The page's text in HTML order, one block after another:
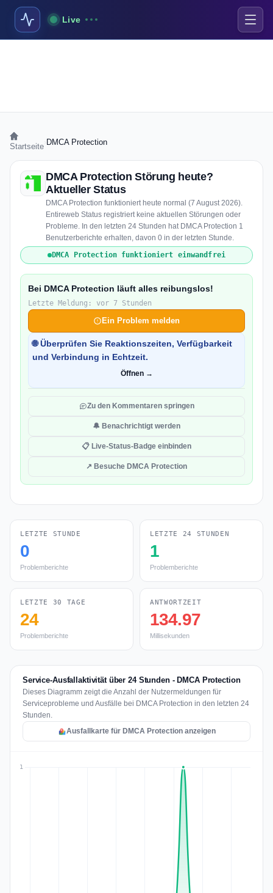
Live
Startseite DMCA Protection
DMCA Protection Störung heute?
Aktueller Status
DMCA Protection funktioniert heute normal (7 August 2026).
Entireweb Status registriert keine aktuellen Störungen oder
Probleme. In den letzten 24 Stunden hat DMCA Protection 1
Benutzerberichte erhalten, davon 0 in der letzten Stunde.
DMCA Protection funktioniert einwandfrei
Bei DMCA Protection läuft alles reibungslos!
Letzte Meldung: vor 7 Stunden
Ein Problem melden
🌐 Überprüfen Sie Reaktionszeiten, Verfügbarkeit
und Verbindung in Echtzeit.
Öffnen →
Zu den Kommentaren springen
🔔 Benachrichtigt werden
📋 Live-Status-Badge einbinden
↗ Besuche DMCA Protection
LETZTE STUNDE
0
Problemberichte
LETZTE 24 STUNDEN
1
Problemberichte
LETZTE 30 TAGE
24
Problemberichte
ANTWORTZEIT
134.97
Millisekunden
Service-Ausfallaktivität über 24 Stunden - DMCA Protection
Dieses Diagramm zeigt die Anzahl der Nutzermeldungen für
Serviceprobleme und Ausfälle bei DMCA Protection in den letzten 24
Stunden.
Ausfallkarte für DMCA Protection anzeigen